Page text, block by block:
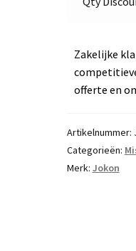
Zakelijke
offerte en
Artikelnummer:
Categorieën:
Merk: Jokon